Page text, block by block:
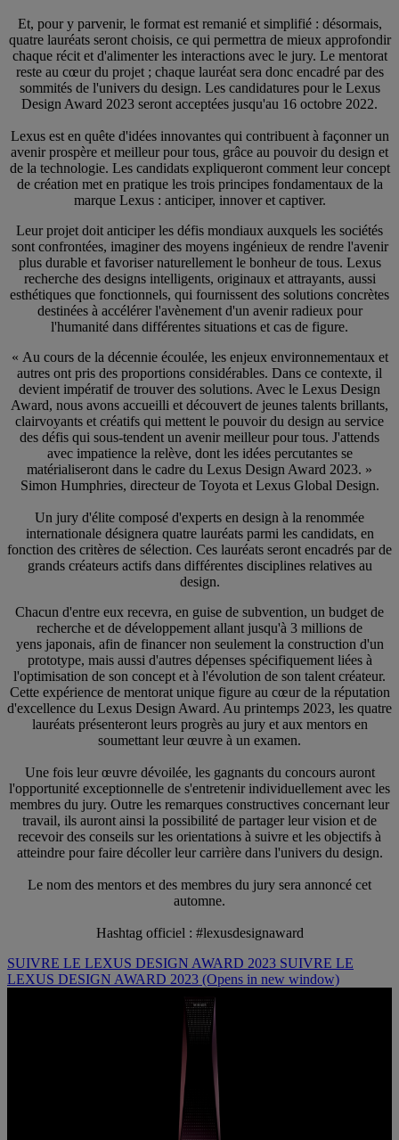
Et, pour y parvenir, le format est remanié et simplifié : désormais,
quatre lauréats seront choisis, ce qui permettra de mieux approfondir
chaque récit et d'alimenter les interactions avec le jury. Le mentorat
reste au cœur du projet ; chaque lauréat sera donc encadré par des
sommités de l'univers du design. Les candidatures pour le Lexus
Design Award 2023 seront acceptées jusqu'au 16 octobre 2022.
Lexus est en quête d'idées innovantes qui contribuent à façonner un
avenir prospère et meilleur pour tous, grâce au pouvoir du design et
de la technologie. Les candidats expliqueront comment leur concept
de création met en pratique les trois principes fondamentaux de la
marque Lexus : anticiper, innover et captiver.
Leur projet doit anticiper les défis mondiaux auxquels les sociétés
sont confrontées, imaginer des moyens ingénieux de rendre l'avenir
plus durable et favoriser naturellement le bonheur de tous. Lexus
recherche des designs intelligents, originaux et attrayants, aussi
esthétiques que fonctionnels, qui fournissent des solutions concrètes
destinées à accélérer l'avènement d'un avenir radieux pour
l'humanité dans différentes situations et cas de figure.
« Au cours de la décennie écoulée, les enjeux environnementaux et
autres ont pris des proportions considérables. Dans ce contexte, il
devient impératif de trouver des solutions. Avec le Lexus Design
Award, nous avons accueilli et découvert de jeunes talents brillants,
clairvoyants et créatifs qui mettent le pouvoir du design au service
des défis qui sous-tendent un avenir meilleur pour tous. J'attends
avec impatience la relève, dont les idées percutantes se
matérialiseront dans le cadre du Lexus Design Award 2023. »
Simon Humphries, directeur de Toyota et Lexus Global Design.
Un jury d'élite composé d'experts en design à la renommée
internationale désignera quatre lauréats parmi les candidats, en
fonction des critères de sélection. Ces lauréats seront encadrés par de
grands créateurs actifs dans différentes disciplines relatives au
design.
Chacun d'entre eux recevra, en guise de subvention, un budget de
recherche et de développement allant jusqu'à 3 millions de
yens japonais, afin de financer non seulement la construction d'un
prototype, mais aussi d'autres dépenses spécifiquement liées à
l'optimisation de son concept et à l'évolution de son talent créateur.
Cette expérience de mentorat unique figure au cœur de la réputation
d'excellence du Lexus Design Award. Au printemps 2023, les quatre
lauréats présenteront leurs progrès au jury et aux mentors en
soumettant leur œuvre à un examen.
Une fois leur œuvre dévoilée, les gagnants du concours auront
l'opportunité exceptionnelle de s'entretenir individuellement avec les
membres du jury. Outre les remarques constructives concernant leur
travail, ils auront ainsi la possibilité de partager leur vision et de
recevoir des conseils sur les orientations à suivre et les objectifs à
atteindre pour faire décoller leur carrière dans l'univers du design.
Le nom des mentors et des membres du jury sera annoncé cet
automne.
Hashtag officiel : #lexusdesignaward
SUIVRE LE LEXUS DESIGN AWARD 2023 SUIVRE LE
LEXUS DESIGN AWARD 2023 (Opens in new window)